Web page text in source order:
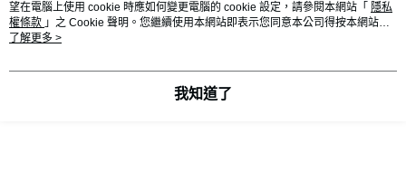
望在電腦上使用 cookie 時應如何變更電腦的 cookie 設定，請參閱本網站「 隱私
權條款 」之 Cookie 聲明。您繼續使用本網站即表示您同意本公司得按本網站使
用條款之 Cookie 聲明使用 cookie。
了解更多 >
我知道了